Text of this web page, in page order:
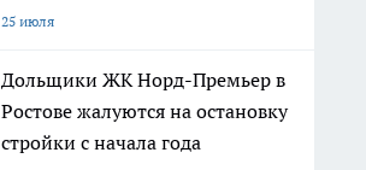
25 июля
Дольщики ЖК Норд-Премьер в
Ростове жалуются на остановку
стройки с начала года